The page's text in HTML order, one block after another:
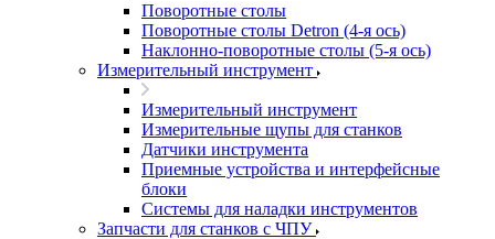
Поворотные столы
Поворотные столы Detron (4-я ось)
Наклонно-поворотные столы (5-я ось)
Измерительный инструмент
Измерительный инструмент
Измерительные щупы для станков
Датчики инструмента
Приемные устройства и интерфейсные
блоки
Системы для наладки инструментов
Запчасти для станков с ЧПУ